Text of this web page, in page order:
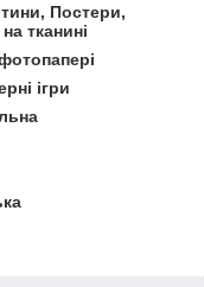
Постери,
тканині
ігри